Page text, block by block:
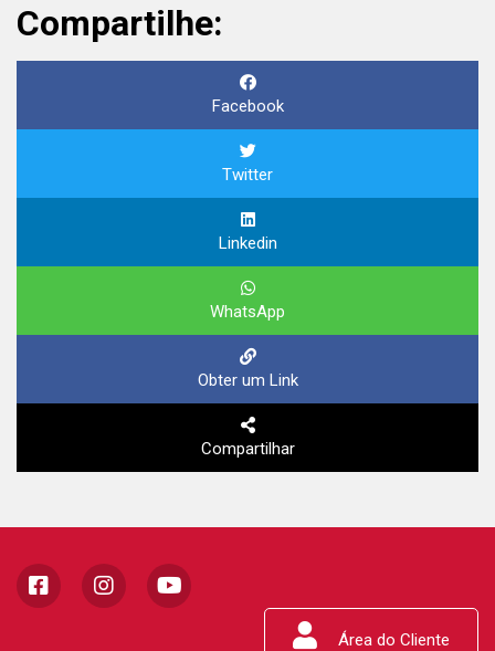
Compartilhe:
Facebook
Twitter
Linkedin
WhatsApp
Obter um Link
Compartilhar
Área do Cliente